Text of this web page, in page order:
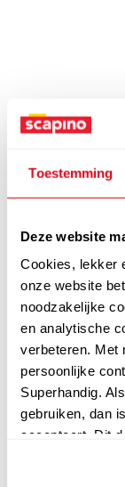
Toestemming
Deze website
Cookies, lekker
onze website
noodzakelijke
en analytische
verbeteren. Met
persoonlijke
Superhandig.
gebruiken, dan
accepteert. Dit
website niet